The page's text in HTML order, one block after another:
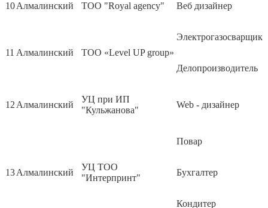
10Алмалинский ТОО "Royal agency" Веб дизайнер
11 Алмалинский ТОО «Level UP group»
Электрогазосварщик
Делопроизводитель
12 Алмалинский
УЦ при ИП
"Кульжанова"
Web - дизайнер
13Алмалинский
УЦ ТОО
"Интерпринт"
Повар
Бухгалтер
Кондитер